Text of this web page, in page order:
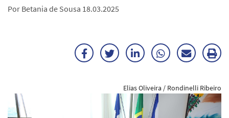
Por Betania de Sousa 18.03.2025
FacebookTwitterLinkedInWhatsApp
Enviar
E-
mail
Elias Oliveira / Rondinelli Ribeiro